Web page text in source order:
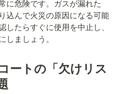
に危険です。ガスが漏れた
込んで火災の原因になる可能
たらすぐに使用を中止し、
ましょう。
ートの「欠けリス